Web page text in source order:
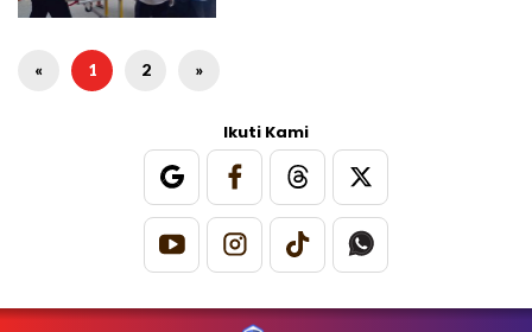
« 1 2 »
Ikuti Kami